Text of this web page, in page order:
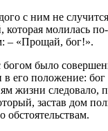
с ним не
молилась
– «Прощай, бог!».
было
его положение:
жизни следовало,
застав дом
обстоятельствам.